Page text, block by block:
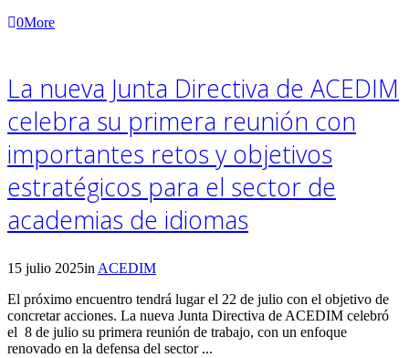
0More
La nueva Junta Directiva de ACEDIM
celebra su primera reunión con
importantes retos y objetivos
estratégicos para el sector de
academias de idiomas
15 julio 2025in ACEDIM
El próximo encuentro tendrá lugar el 22 de julio con el objetivo de
concretar acciones. La nueva Junta Directiva de ACEDIM celebró
el 8 de julio su primera reunión de trabajo, con un enfoque
renovado en la defensa del sector ...